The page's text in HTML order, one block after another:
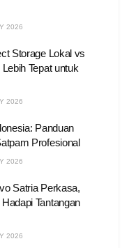
2026
Storage Lokal vs
Tepat untuk
2026
Panduan
Profesional
2026
Satria Perkasa,
Tantangan
2026